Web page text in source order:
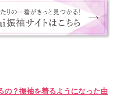
の？振袖を着るようになった由